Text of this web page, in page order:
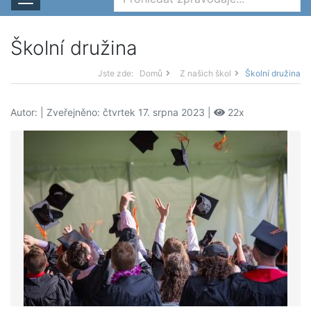
Školní družina
Jste zde: Domů Z našich škol Školní družina
Autor: | Zveřejněno: čtvrtek 17. srpna 2023 | 22x